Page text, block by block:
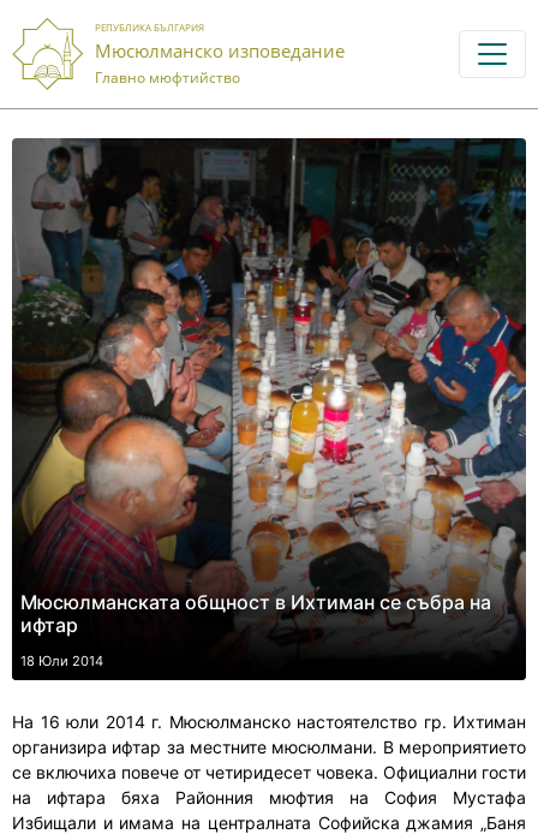
РЕПУБЛИКА БЪЛГАРИЯ
Мюсюлманско изповедание
Главно мюфтийство
Мюсюлманската общност в Ихтиман се събра на
ифтар
18 Юли 2014
На 16 юли 2014 г. Мюсюлманско настоятелство гр. Ихтиман
организира ифтар за местните мюсюлмани. В мероприятието
се включиха повече от четиридесет човека. Официални гости
на ифтара бяха Районния мюфтия на София Мустафа
Избищали и имама на централната Софийска джамия „Баня